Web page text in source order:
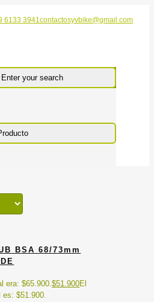
6133 3941contactosyvbike@gmail.com
BSA 68/73mm
era: $65.900.$51.900El
$51.900.